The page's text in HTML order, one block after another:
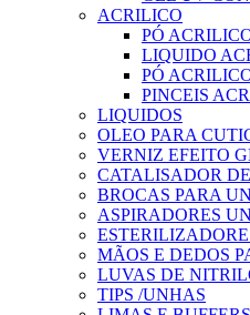
ACRILICO
PÓ
LIQUIDO
PÓ
PINCEIS
LIQUIDOS
OLEO PARA
VERNIZ EFEITO
CATALISADOR
BROCAS PARA
ASPIRADORES
MÃOS E DEDOS
LUVAS DE
TIPS /UNHAS